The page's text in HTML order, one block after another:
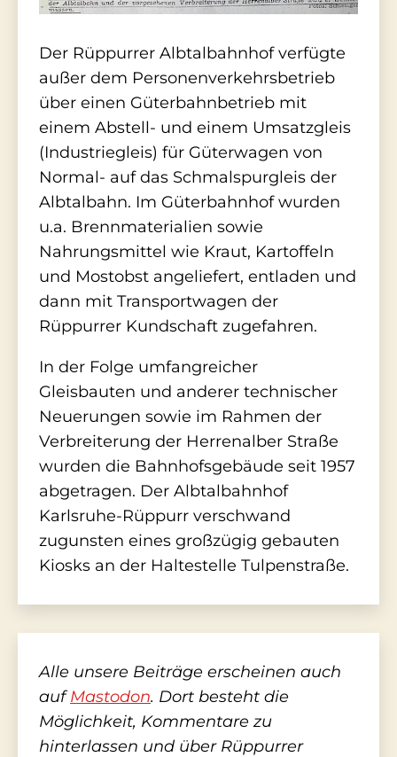
Der Rüppurrer Albtalbahnhof verfügte
außer dem Personenverkehrsbetrieb
über einen Güterbahnbetrieb mit
einem Abstell- und einem Umsatzgleis
(Industriegleis) für Güterwagen von
Normal- auf das Schmalspurgleis der
Albtalbahn. Im Güterbahnhof wurden
u.a. Brennmaterialien sowie
Nahrungsmittel wie Kraut, Kartoffeln
und Mostobst angeliefert, entladen und
dann mit Transportwagen der
Rüppurrer Kundschaft zugefahren.
In der Folge umfangreicher
Gleisbauten und anderer technischer
Neuerungen sowie im Rahmen der
Verbreiterung der Herrenalber Straße
wurden die Bahnhofsgebäude seit 1957
abgetragen. Der Albtalbahnhof
Karlsruhe-Rüppurr verschwand
zugunsten eines großzügig gebauten
Kiosks an der Haltestelle Tulpenstraße.
Alle unsere Beiträge erscheinen auch
aufMastodon. Dort besteht die
Möglichkeit, Kommentare zu
hinterlassen und über Rüppurrer